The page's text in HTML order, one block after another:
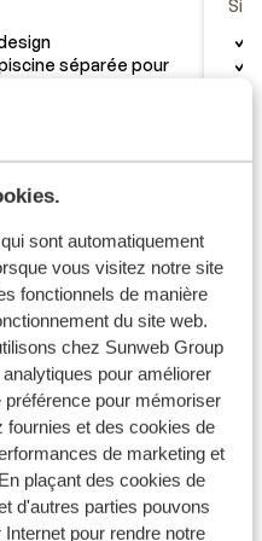
sont automatiquement
vous visitez notre site
fonctionnels de manière
du site web.
chez Sunweb Group
pour améliorer
pour mémoriser
fournies et des cookies de
de marketing et
plaçant des cookies de
d'autres parties pouvons
pour rendre notre
séparée pour
pas de la plage
IMPORTANTE *
le formulaire «
formulaire par famille),